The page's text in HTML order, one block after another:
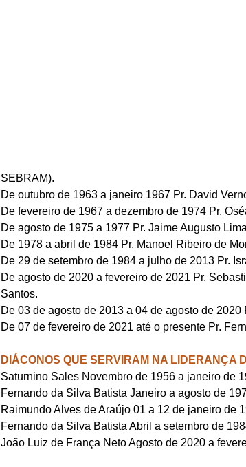
SEBRAM).
De outubro de 1963 a janeiro 1967 Pr. David
De fevereiro de 1967 a dezembro de 1974 Pr.
De agosto de 1975 a 1977 Pr. Jaime Augusto
De 1978 a abril de 1984 Pr. Manoel Ribeiro de
De 29 de setembro de 1984 a julho de 2013 Pr.
De agosto de 2020 a fevereiro de 2021 Pr.
Santos.
De 03 de agosto de 2013 a 04 de agosto de 2020
De 07 de fevereiro de 2021 até o presente Pr.
DIÁCONOS QUE SERVIRAM NA LIDERANÇA
Saturnino Sales Novembro de 1956 a janeiro de
Fernando da Silva Batista Janeiro a agosto de
Raimundo Alves de Araújo 01 a 12 de janeiro de
Fernando da Silva Batista Abril a setembro de
João Luiz de França Neto Agosto de 2020 a